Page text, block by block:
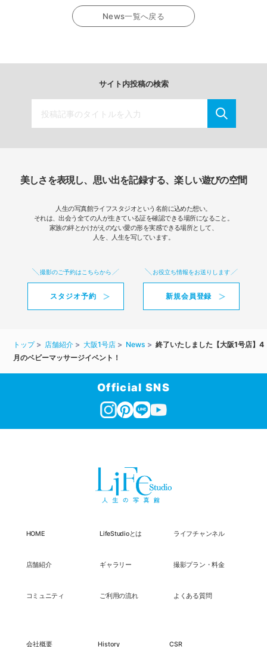
News一覧へ戻る
サイト内投稿の検索
美しさを表現し、思い出を記録する、楽しい遊びの空間
人生の写真館ライフスタジオという名前に込めた想い。
それは、出会う全ての人が生きている証を確認できる場所になること。
家族の絆とかけがえのない愛の形を実感できる場所として、
人を、人生を写しています。
撮影のご予約はこちらから
スタジオ予約
お役立ち情報をお送りします
新規会員登録
トップ 店舗紹介 大阪1号店 News
終了いたしました【大阪1号店】4
月のベビーマッサージイベント！
Official SNS
HOME LifeStudioとは ライフチャンネル
店舗紹介 ギャラリー 撮影プラン・料金
コミュニティ ご利用の流れ よくある質問
会社概要 History CSR